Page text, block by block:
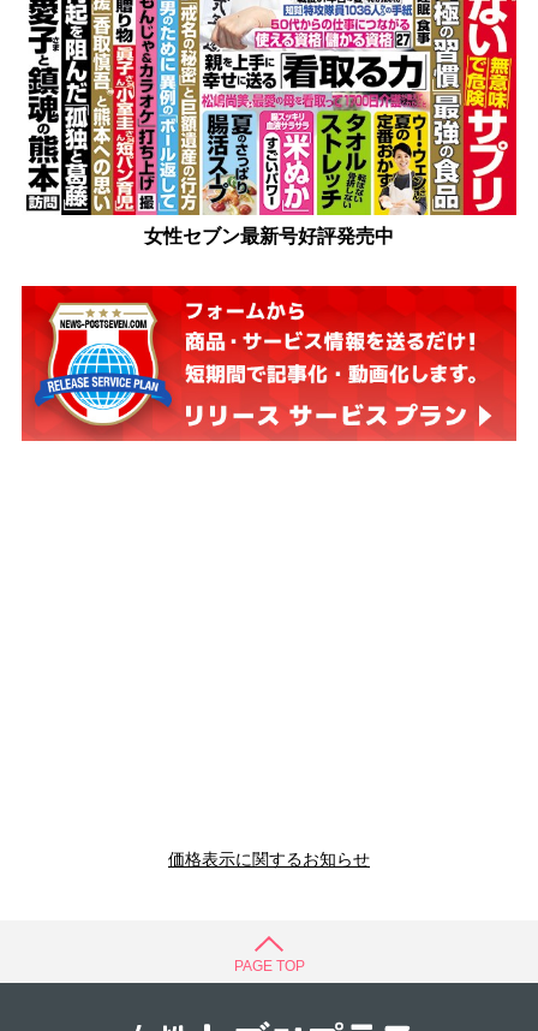
女性セブン最新号好評発売中
価格表示に関するお知らせ
PAGE TOP